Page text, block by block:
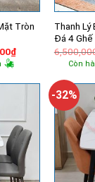
Tròn
₫Giá
hiện
10,000,000₫.
Thanh Lý
Đá 4 Ghế
Còn
-32%